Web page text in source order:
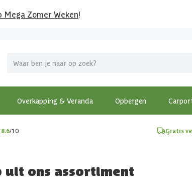
Mega Zomer Weken!
Overkapping & Veranda Opbergen
overkappingen en tuinhuizen!
overkappingen
8.6/10 Gratis
uit ons assortiment